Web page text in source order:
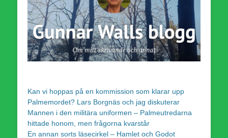
Kan vi hoppas på en kommission som klarar upp
Palmemordet? Lars Borgnäs och jag diskuterar
Mannen i den militära uniformen – Palmeutredarna
hittade honom, men frågorna kvarstår
En annan sorts läsecirkel – Hamlet och Godot